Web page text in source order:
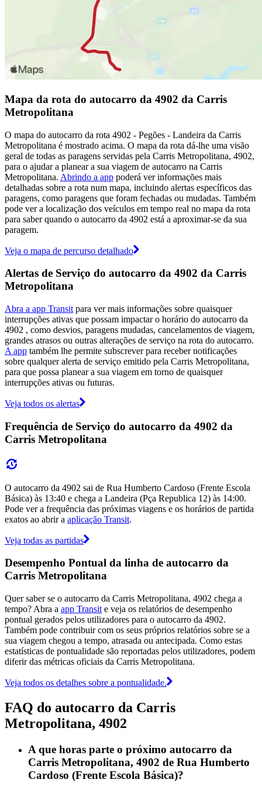
Mapa da rota do autocarro da 4902 da Carris
Metropolitana
O mapa do autocarro da rota 4902 - Pegões - Landeira da Carris
Metropolitana é mostrado acima. O mapa da rota dá-lhe uma visão
geral de todas as paragens servidas pela Carris Metropolitana, 4902,
para o ajudar a planear a sua viagem de autocarro na Carris
Metropolitana. Abrindo a app poderá ver informações mais
detalhadas sobre a rota num mapa, incluindo alertas específicos das
paragens, como paragens que foram fechadas ou mudadas. Também
pode ver a localização dos veículos em tempo real no mapa da rota
para saber quando o autocarro da 4902 está a aproximar-se da sua
paragem.
Veja o mapa de percurso detalhado
Alertas de Serviço do autocarro da 4902 da Carris
Metropolitana
Abra a app Transit para ver mais informações sobre quaisquer
interrupções ativas que possam impactar o horário do autocarro da
4902 , como desvios, paragens mudadas, cancelamentos de viagem,
grandes atrasos ou outras alterações de serviço na rota do autocarro.
A app também lhe permite subscrever para receber notificações
sobre qualquer alerta de serviço emitido pela Carris Metropolitana,
para que possa planear a sua viagem em torno de quaisquer
interrupções ativas ou futuras.
Veja todos os alertas
Frequência de Serviço do autocarro da 4902 da
Carris Metropolitana
O autocarro da 4902 sai de Rua Humberto Cardoso (Frente Escola
Básica) às 13:40 e chega a Landeira (Pça Republica 12) às 14:00.
Pode ver a frequência das próximas viagens e os horários de partida
exatos ao abrir a aplicação Transit.
Veja todas as partidas
Desempenho Pontual da linha de autocarro da
Carris Metropolitana
Quer saber se o autocarro da Carris Metropolitana, 4902 chega a
tempo? Abra a app Transit e veja os relatórios de desempenho
pontual gerados pelos utilizadores para o autocarro da 4902.
Também pode contribuir com os seus próprios relatórios sobre se a
sua viagem chegou a tempo, atrasada ou antecipada. Como estas
estatísticas de pontualidade são reportadas pelos utilizadores, podem
diferir das métricas oficiais da Carris Metropolitana.
Veja todos os detalhes sobre a pontualidade.
FAQ do autocarro da Carris
Metropolitana, 4902
A que horas parte o próximo autocarro da
Carris Metropolitana, 4902 de Rua Humberto
Cardoso (Frente Escola Básica)?